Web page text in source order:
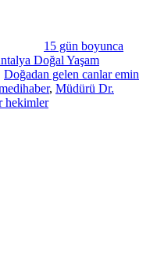
15 gün boyunca
Doğal Yaşam
Doğadan gelen canlar emin
, Müdürü Dr.
hekimler